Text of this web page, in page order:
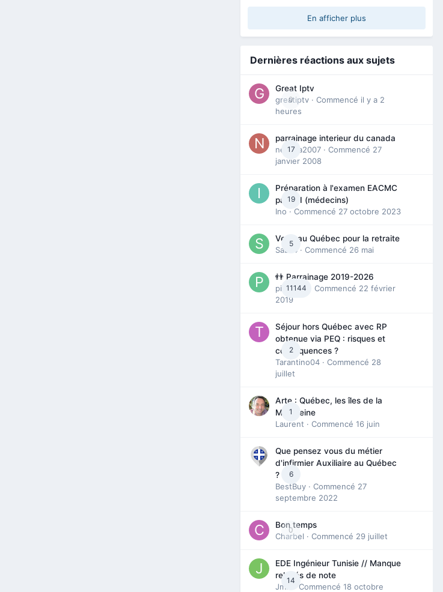
En afficher plus
Dernières réactions aux sujets
0
Great Iptv
greatiptv · Commencé il y a 2
heures
17
parrainage interieur du canada
nedjma2007 · Commencé 27
janvier 2008
19
Préparation à l'examen EACMC
partie I (médecins)
Ino · Commencé 27 octobre 2023
5
Venir au Québec pour la retraite
Sab74 · Commencé 26 mai
11144
👬 Parrainage 2019-2026
piinoush
· Commencé 22 février
2019
2
Séjour hors Québec avec RP
obtenue via PEQ : risques et
conséquences ?
Tarantino04 · Commencé 28
juillet
1
Arte : Québec, les îles de la
Madeleine
Laurent · Commencé 16 juin
6
Que pensez vous du métier
d'infirmier Auxiliaire au Québec
?
BestBuy · Commencé 27
septembre 2022
0
Bon temps
Charbel · Commencé 29 juillet
14
EDE Ingénieur Tunisie // Manque
relevés de note
Jmili
· Commencé 18 octobre